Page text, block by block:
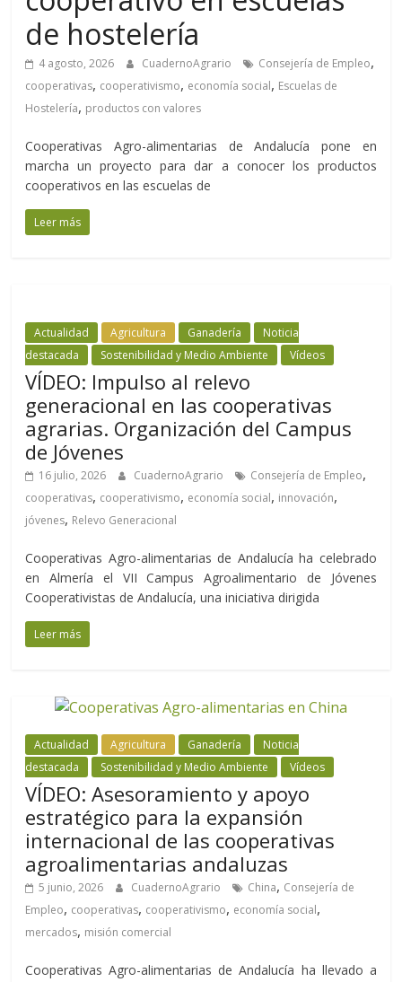
de hostelería
4 agosto, 2026 CuadernoAgrario Consejería de Empleo,
cooperativas, cooperativismo, economía social, Escuelas de
Hostelería, productos con valores
Cooperativas Agro-alimentarias de Andalucía pone en
marcha un proyecto para dar a conocer los productos
cooperativos en las escuelas de
Leer más
Actualidad Agricultura Ganadería
Noticia
destacada
Sostenibilidad y Medio Ambiente Vídeos
VÍDEO: Impulso al relevo
generacional en las cooperativas
agrarias. Organización del Campus
de Jóvenes
16 julio, 2026 CuadernoAgrario Consejería de Empleo,
cooperativas, cooperativismo, economía social, innovación,
jóvenes, Relevo Generacional
Cooperativas Agro-alimentarias de Andalucía ha celebrado
en Almería el VII Campus Agroalimentario de Jóvenes
Cooperativistas de Andalucía, una iniciativa dirigida
Leer más
Actualidad Agricultura Ganadería
Noticia
destacada
Sostenibilidad y Medio Ambiente Vídeos
VÍDEO: Asesoramiento y apoyo
estratégico para la expansión
internacional de las cooperativas
agroalimentarias andaluzas
5 junio, 2026 CuadernoAgrario China, Consejería de
Empleo, cooperativas, cooperativismo, economía social,
mercados, misión comercial
Cooperativas Agro-alimentarias de Andalucía ha llevado a